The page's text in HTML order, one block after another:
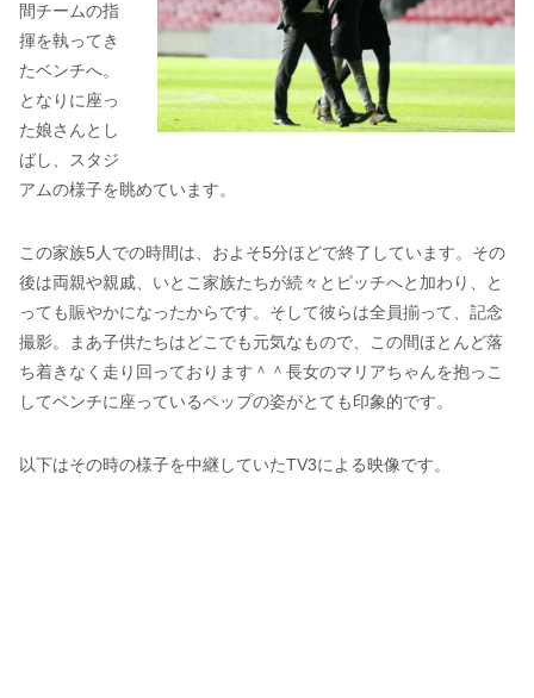
間チームの指
揮を執ってき
たベンチへ。
となりに座っ
た娘さんとし
ばし、スタジ
アムの様子を眺めています。
この家族5人での時間は、およそ5分ほどで終了しています。その
後は両親や親戚、いとこ家族たちが続々とピッチへと加わり、と
っても賑やかになったからです。そして彼らは全員揃って、記念
撮影。まあ子供たちはどこでも元気なもので、この間ほとんど落
ち着きなく走り回っております＾＾長女のマリアちゃんを抱っこ
してベンチに座っているペップの姿がとても印象的です。
以下はその時の様子を中継していたTV3による映像です。